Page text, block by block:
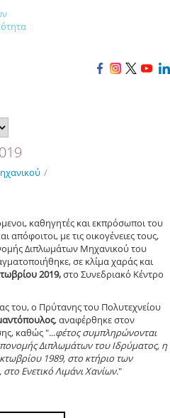
/
καθηγητές και εκπρόσωποι του
απόφοιτοι, με τις οικογένειες τους,
Διπλωμάτων Μηχανικού του
σε κλίμα χαράς και
2019,στο Συνεδριακό Κέντρο
του, ο Πρύτανης του Πολυτεχνείου
, αναφέρθηκε στον
καθώς "...φέτος συμπληρώνονται
Διπλωμάτων του Ιδρύματος, η
1989, στο κτήριο των
Ενετικό Λιμάνι Χανίων."